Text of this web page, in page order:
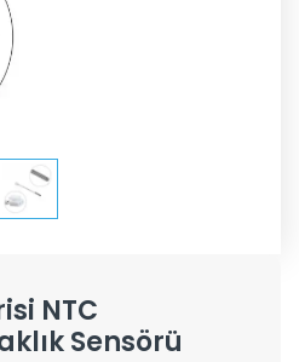
NTC
Sensörü